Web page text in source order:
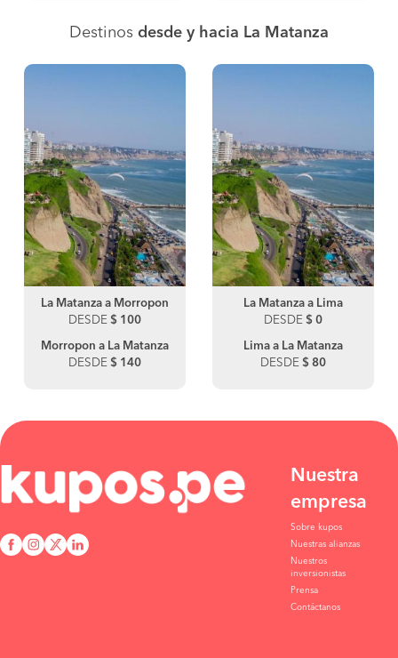
Destinos desde y hacia La Matanza
La Matanza a Morropon
DESDE $ 100
Morropon a La Matanza
DESDE $ 140
La Matanza a Lima
DESDE $ 0
Lima a La Matanza
DESDE $ 80
Nuestra
empresa
Sobre kupos
Nuestras alianzas
Nuestros
inversionistas
Prensa
Contáctanos